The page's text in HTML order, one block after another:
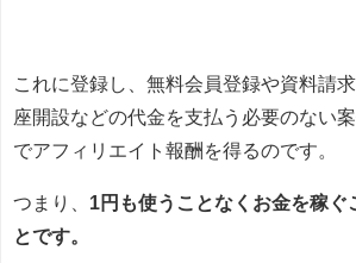
これに登録し、無料会員登録や資料請
座開設などの代金を支払う必要のない
でアフィリエイト報酬を得るのです。
つまり、 1円も使うことなくお金を稼ぐ
とです。